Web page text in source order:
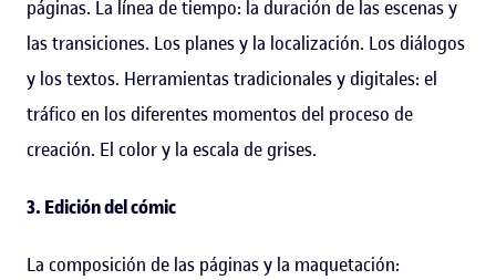
páginas. La línea de tiempo: la duración de las escenas y
las transiciones. Los planes y la localización. Los diálogos
y los textos. Herramientas tradicionales y digitales: el
tráfico en los diferentes momentos del proceso de
creación. El color y la escala de grises.
3. Edición del cómic
La composición de las páginas y la maquetación: